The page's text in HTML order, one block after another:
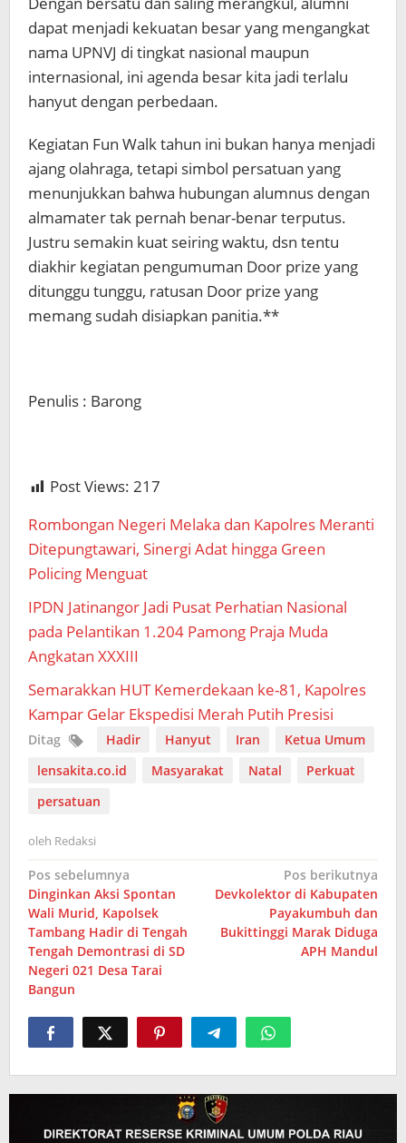
dapat menjadi kekuatan besar yang mengangkat
nama UPNVJ di tingkat nasional maupun
internasional, ini agenda besar kita jadi terlalu
hanyut dengan perbedaan.
Kegiatan Fun Walk tahun ini bukan hanya menjadi
ajang olahraga, tetapi simbol persatuan yang
menunjukkan bahwa hubungan alumnus dengan
almamater tak pernah benar-benar terputus.
Justru semakin kuat seiring waktu, dsn tentu
diakhir kegiatan pengumuman Door prize yang
ditunggu tunggu, ratusan Door prize yang
memang sudah disiapkan panitia.**
Penulis : Barong
Post Views: 217
Rombongan Negeri Melaka dan Kapolres Meranti
Ditepungtawari, Sinergi Adat hingga Green
Policing Menguat
IPDN Jatinangor Jadi Pusat Perhatian Nasional
pada Pelantikan 1.204 Pamong Praja Muda
Angkatan XXXIII
Semarakkan HUT Kemerdekaan ke-81, Kapolres
Kampar Gelar Ekspedisi Merah Putih Presisi
Ditag Hadir Hanyut Iran
Ketua Umum
lensakita.co.id
Masyarakat Natal
Perkuat
persatuan
oleh Redaksi
Navigasi
pos
Pos sebelumnya
Dinginkan Aksi Spontan
Wali Murid, Kapolsek
Tambang Hadir di Tengah
Tengah Demontrasi di SD
Negeri 021 Desa Tarai
Bangun
Pos berikutnya
Devkolektor di Kabupaten
Payakumbuh dan
Bukittinggi Marak Diduga
APH Mandul